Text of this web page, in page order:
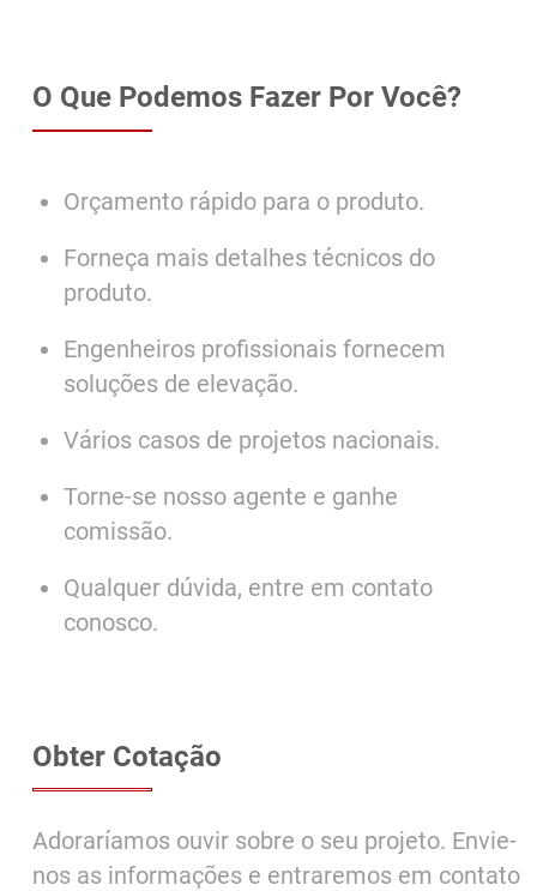
O Que Podemos Fazer Por Você?
Orçamento rápido para o produto.
Forneça mais detalhes técnicos do
produto.
Engenheiros profissionais fornecem
soluções de elevação.
Vários casos de projetos nacionais.
Torne-se nosso agente e ganhe
comissão.
Qualquer dúvida, entre em contato
conosco.
Obter Cotação
Adoraríamos ouvir sobre o seu projeto. Envie-
nos as informações e entraremos em contato